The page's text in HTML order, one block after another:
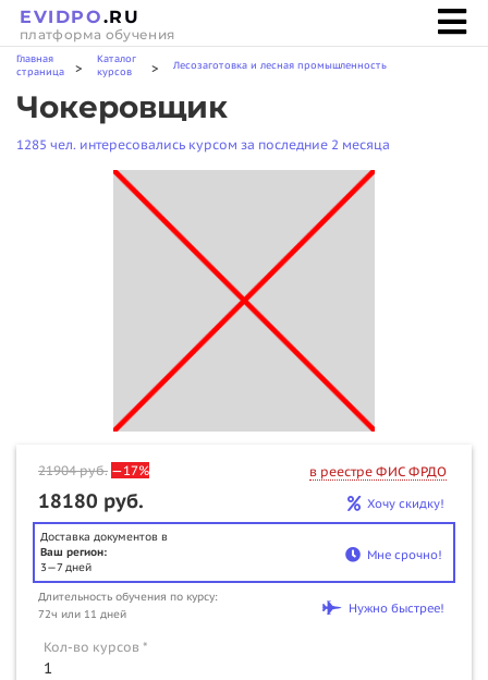
EVIDPO.RU
платформа обучения
Главная
страница
>
Каталог
курсов
> Лесозаготовка и лесная промышленность
Чокеровщик
1285 чел. интересовались курсом за последние 2 месяца
21904руб. —17% в реестре ФИС ФРДО
18180 руб. Хочу скидку!
Доставка документов в
Ваш регион:
3—7 дней
Мне срочно!
Длительность обучения по курсу:
72ч или 11 дней
Нужно быстрее!
Кол-во курсов *